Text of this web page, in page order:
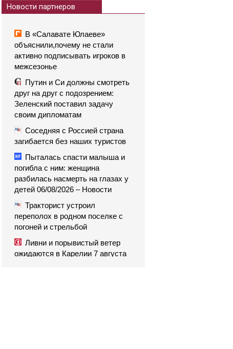
Новости партнеров
В «Салавате Юлаеве»
объяснили,почему не стали
активно подписывать игроков в
межсезонье
Путин и Си должны смотреть
друг на друг с подозрением:
Зеленский поставил задачу
своим дипломатам
Соседняя с Россией страна
загибается без наших туристов
Пыталась спасти малыша и
погибла с ним: женщина
разбилась насмерть на глазах у
детей 06/08/2026 – Новости
Тракторист устроил
переполох в родном поселке с
погоней и стрельбой
Ливни и порывистый ветер
ожидаются в Карелии 7 августа